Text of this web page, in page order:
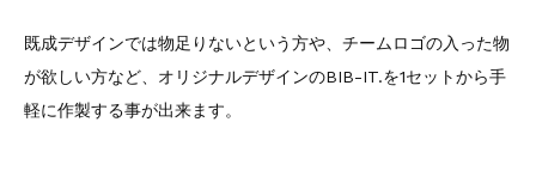
既成デザインでは物足りないという方や、チームロゴの入った物
が欲しい方など、オリジナルデザインのBIB-IT.を1セットから手
軽に作製する事が出来ます。